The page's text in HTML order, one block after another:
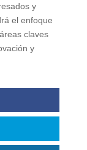
y
el enfoque
claves
y